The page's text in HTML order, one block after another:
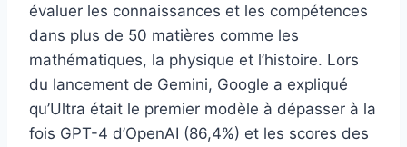
évaluer les connaissances et les compétences
dans plus de 50 matières comme les
mathématiques, la physique et l’histoire. Lors
du lancement de Gemini, Google a expliqué
qu’Ultra était le premier modèle à dépasser à la
fois GPT-4 d’OpenAI (86,4%) et les scores des